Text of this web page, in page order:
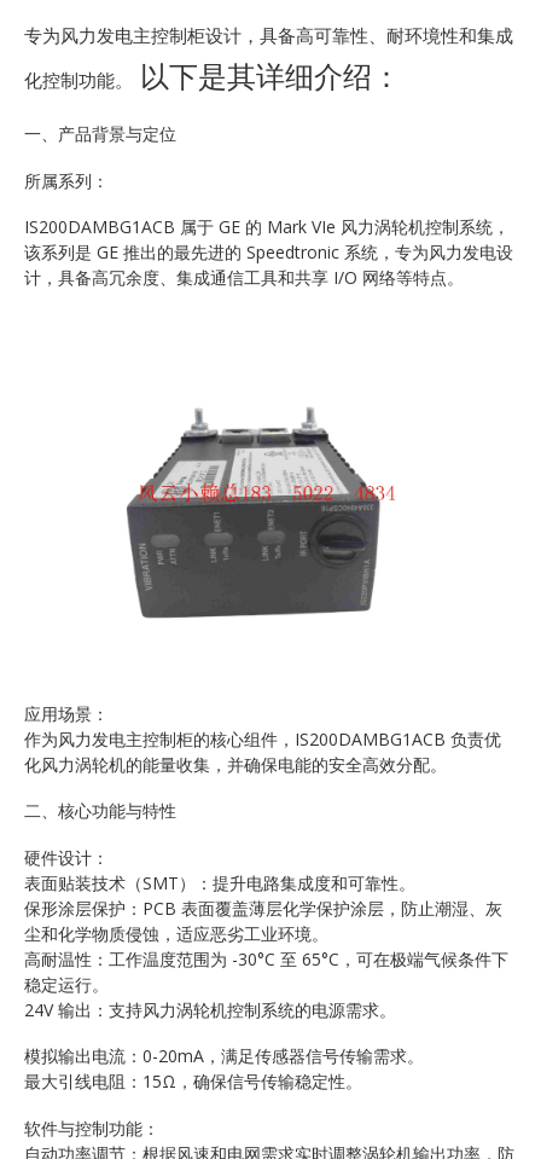
专为风力发电主控制柜设计，具备高可靠性、耐环境性和集成
化控制功能。
以下是其详细介绍：
一、产品背景与定位
所属系列：
IS200DAMBG1ACB 属于 GE 的 Mark VIe 风力涡轮机控制系统，
该系列是 GE 推出的最先进的 Speedtronic 系统，专为风力发电设
计，具备高冗余度、集成通信工具和共享 I/O 网络等特点。
应用场景：
作为风力发电主控制柜的核心组件，IS200DAMBG1ACB 负责优
化风力涡轮机的能量收集，并确保电能的安全高效分配。
二、核心功能与特性
硬件设计：
表面贴装技术（SMT）：提升电路集成度和可靠性。
保形涂层保护：PCB 表面覆盖薄层化学保护涂层，防止潮湿、灰
尘和化学物质侵蚀，适应恶劣工业环境。
高耐温性：工作温度范围为 -30°C 至 65°C，可在极端气候条件下
稳定运行。
24V 输出：支持风力涡轮机控制系统的电源需求。
模拟输出电流：0-20mA，满足传感器信号传输需求。
最大引线电阻：15Ω，确保信号传输稳定性。
软件与控制功能：
自动功率调节：根据风速和电网需求实时调整涡轮机输出功率，防